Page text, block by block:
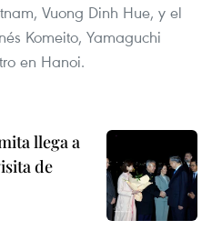
Vuong Dinh Hue, y el
Komeito, Yamaguchi
en Hanoi.
llega a
de